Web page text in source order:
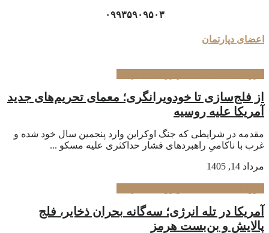
۰۹۹۳۵۹۰۹۵۰۳
اعضای دپارتمان
از فلج‌سازی تا خودویرانگری؛ معمای تحریم‌های جدید
آمریکا علیه روسیه
مقدمه در شرایطی که جنگ اوکراین وارد پنجمین سال خود شده و
غرب با ناکامیِ راهبردهای فشار حداکثری علیه مسکو ...
مرداد 14, 1405
آمریکا در تله انرژی؛ سه‌گانه بحران ذخایر، فلج
پالایش و بن‌بست هرمز